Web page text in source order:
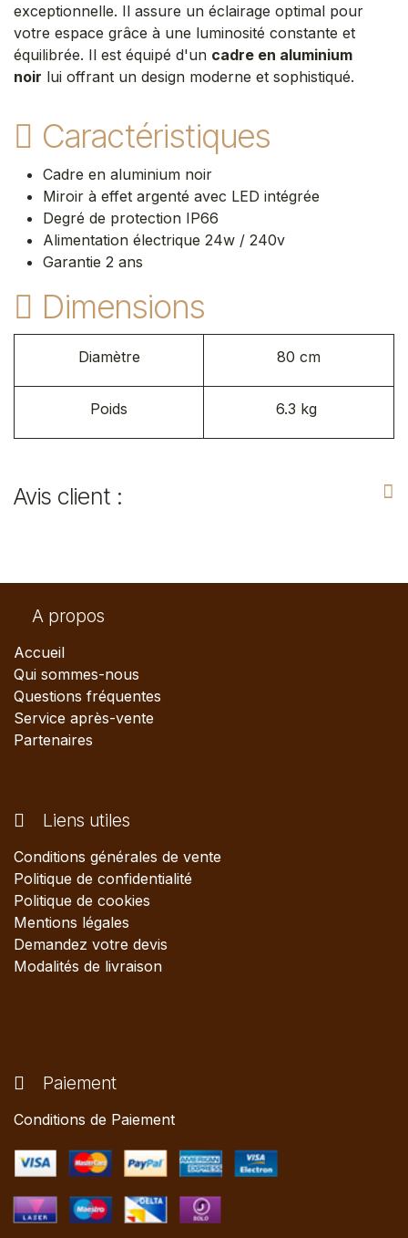
exceptionnelle. Il assure un éclairage optimal pour
votre espace grâce à une luminosité constante et
équilibrée. Il est équipé d'un cadre en aluminium
noir lui offrant un design moderne et sophistiqué.
Caractéristiques
Cadre en aluminium noir
Miroir à effet argenté avec LED intégrée
Degré de protection IP66
Alimentation électrique 24w / 240v​
Garantie 2 ans
Dimensions
Diamètre 80 cm
Poids 6.3 kg ​
Avis client :
A propos
Accueil
Qui sommes-nous
Questions fréquentes
Service après-vente
Partenaires
Liens utiles
Conditions générales de vente
Politique de confidentialité
Politique de cookies
Mentions légales
Demandez votre devis
Modalités de livraison
Paiement
Conditions de Paiement